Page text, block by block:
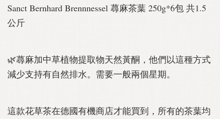
Sanct Bernhard Brennnessel 蕁麻茶葉 250g*6包 共1.5
公斤
🌿蕁麻加中草植物提取物天然黃酮，他們以這種方式
減少支持有自然排水。需要一般兩個星期。
這款花草茶在德國有機商店才能買到，所有的茶葉均